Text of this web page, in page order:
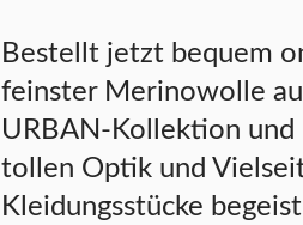
Bestellt jetzt bequem
feinster Merinowolle
URBAN-Kollektion und
tollen Optik und
Kleidungsstücke